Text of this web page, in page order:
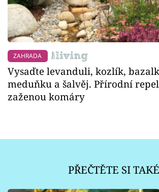
ZAHRADA
Vysaďte levanduli, kozlík,
meduňku a šalvěj. Přírodní
zaženou komáry
PŘEČTĚTE SI TAKÉ